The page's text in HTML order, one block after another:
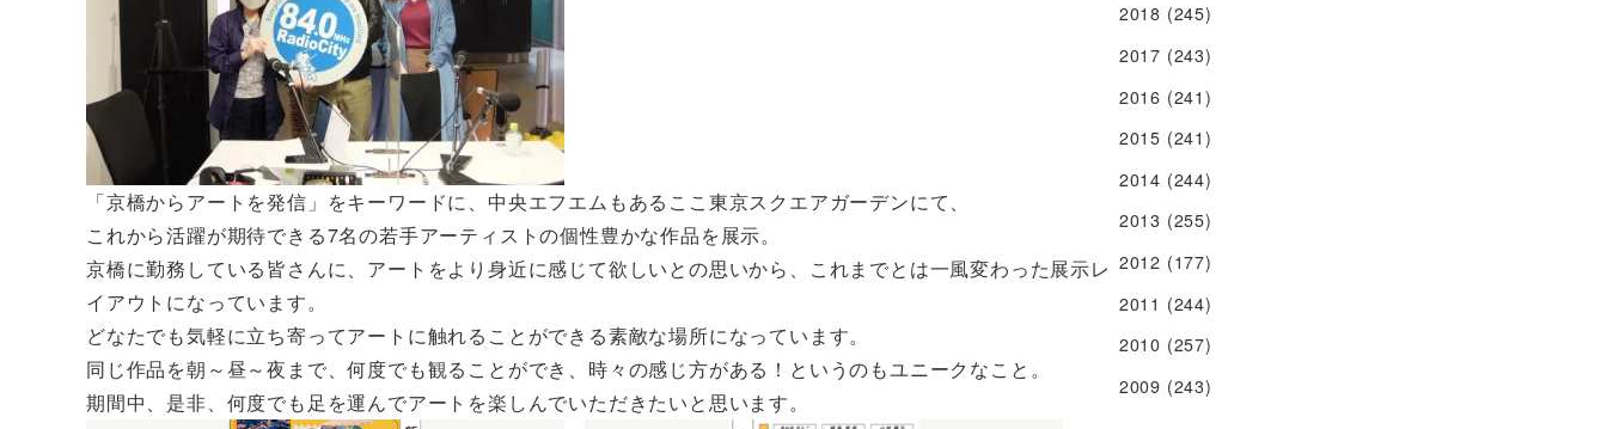
「京橋からアートを発信」をキーワードに、中央エフエムもあるここ東京スクエアガーデンにて、
これから活躍が期待できる7名の若手アーティストの個性豊かな作品を展示。
京橋に勤務している皆さんに、アートをより身近に感じて欲しいとの思いから、これまでとは一風変わった展示レ
イアウトになっています。
どなたでも気軽に立ち寄ってアートに触れることができる素敵な場所になっています。
同じ作品を朝～昼～夜まで、何度でも観ることができ、時々の感じ方がある！というのもユニークなこと。
期間中、是非、何度でも足を運んでアートを楽しんでいただきたいと思います。
2018 (245)
2017 (243)
2016 (241)
2015 (241)
2014 (244)
2013 (255)
2012 (177)
2011 (244)
2010 (257)
2009 (243)